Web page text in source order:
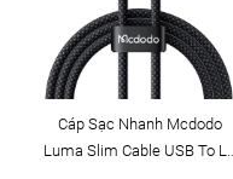
Cáp Sạc Nhanh Mcdodo
Luma Slim Cable USB To Ln